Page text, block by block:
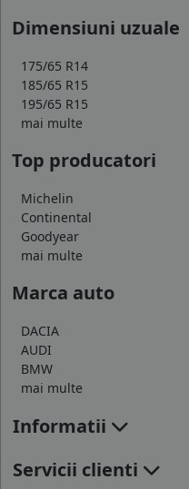
Dimensiuni uzuale
175/65 R14
185/65 R15
195/65 R15
mai multe
Top producatori
Michelin
Continental
Goodyear
mai multe
Marca auto
DACIA
AUDI
BMW
mai multe
Informatii
Servicii clienti